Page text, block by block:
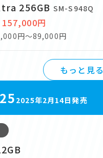
256GBSM-S948Q
157,000円
円～89,000円
もっと見る
2025年2月14日発売